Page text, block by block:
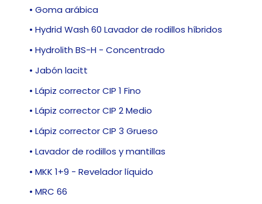
• Goma arábica
• Hydrid Wash 60 Lavador de rodillos híbridos
• Hydrolith BS-H - Concentrado
• Jabón lacitt
• Lápiz corrector CIP 1 Fino
• Lápiz corrector CIP 2 Medio
• Lápiz corrector CIP 3 Grueso
• Lavador de rodillos y mantillas
• MKK 1+9 - Revelador líquido
• MRC 66